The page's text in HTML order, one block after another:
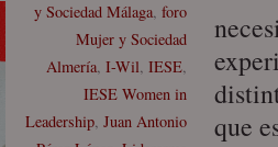
y Sociedad Málaga, foro
Mujer y Sociedad
Almería, I-Wil, IESE,
IESE Women in
Leadership, Juan Antonio
que